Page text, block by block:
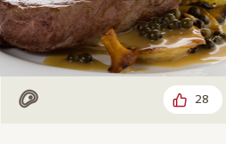
Mit Fleisch 28